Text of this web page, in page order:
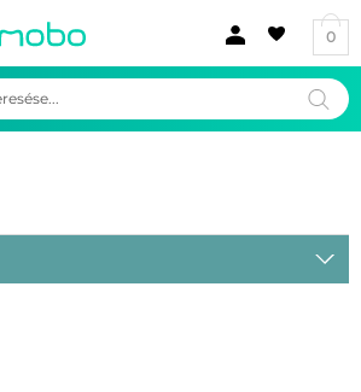
0